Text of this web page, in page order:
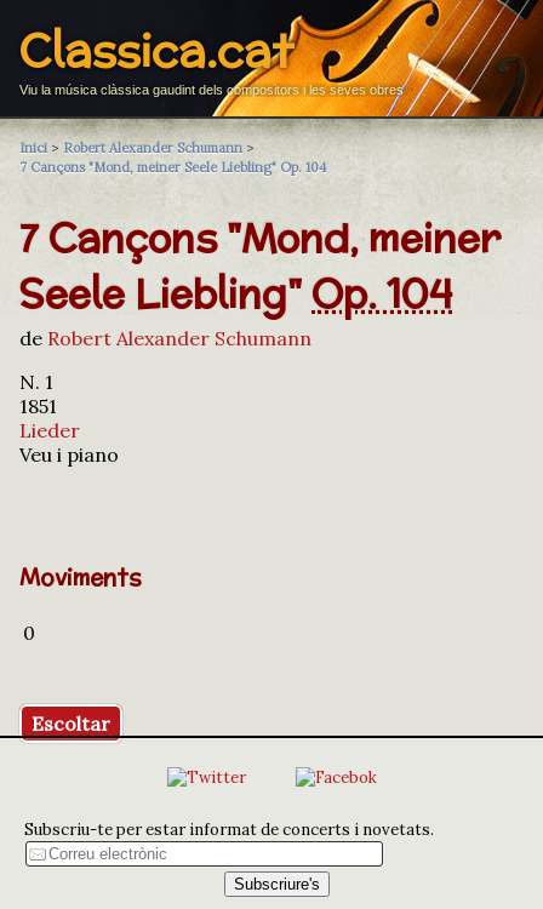
Classica.cat
Viu la música clàssica gaudint dels compositors i les seves obres
Inici > Robert Alexander Schumann >
7 Cançons "Mond, meiner Seele Liebling" Op. 104
7 Cançons "Mond, meiner
Seele Liebling"Op. 104
de Robert Alexander Schumann
N. 1
1851
Lieder
Veu i piano
Moviments
0
Escoltar
Subscriu-te per estar informat de concerts i novetats.